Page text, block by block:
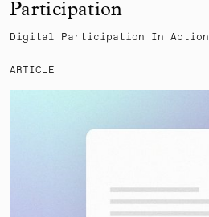
Participation
Digital Participation In Action
ARTICLE